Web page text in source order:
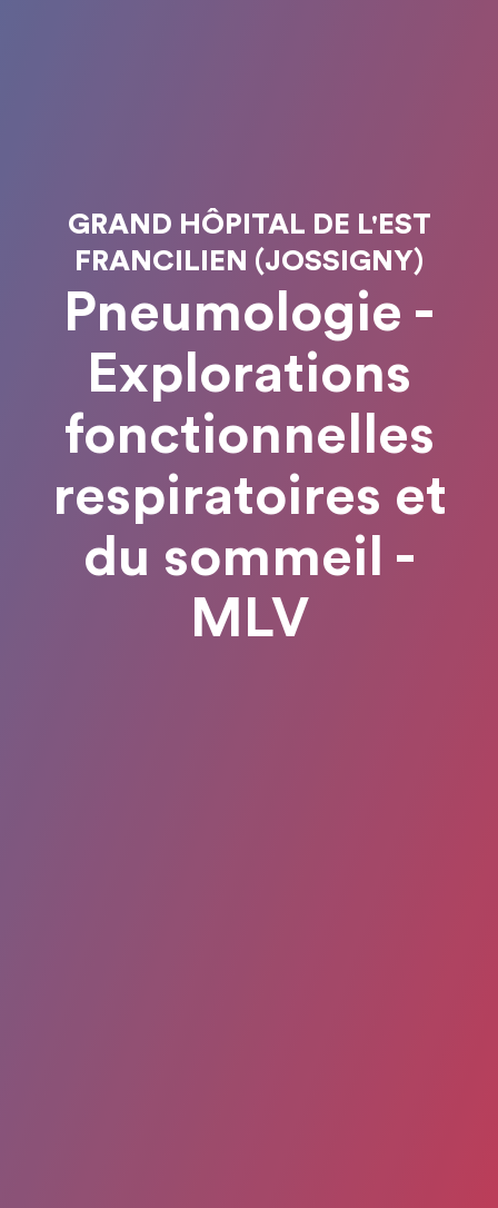
GRAND HÔPITAL DE L'EST
FRANCILIEN (JOSSIGNY)
Pneumologie -
Explorations
fonctionnelles
respiratoires et
du sommeil -
MLV